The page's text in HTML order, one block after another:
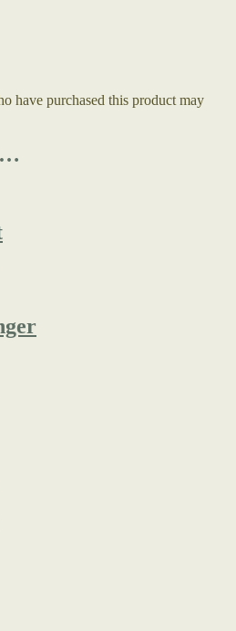
have purchased this product may